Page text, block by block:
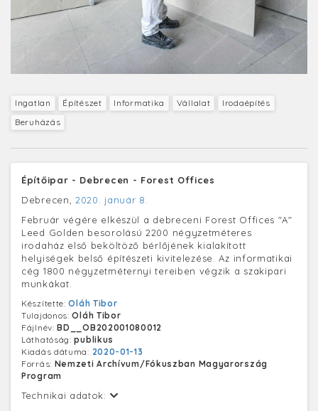
Ingatlan Építészet Informatika Vállalat
Irodaépítés
Beruházás
Építőipar - Debrecen - Forest Offices
Debrecen, 2020. január 8.
Február végére elkészül a debreceni Forest Offices "A"
Leed Golden besorolású 2200 négyzetméteres
irodaház első beköltöző bérlőjének kialakított
helyiségek belső építészeti kivitelezése. Az informatikai
cég 1800 négyzetméternyi tereiben végzik a szakipari
munkákat.
Készítette:Oláh Tibor
Tulajdonos:Oláh Tibor
Fájlnév:BD__OB202001080012
Láthatóság:publikus
Kiadás dátuma: 2020-01-13
Forrás: Nemzeti Archívum/Fókuszban Magyarország
Program
Technikai adatok: